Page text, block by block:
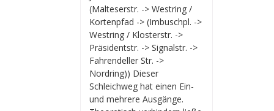
(Malteserstr. -> Westring /
Kortenpfad -> (Imbuschpl. ->
Westring / Klosterstr. ->
Präsidentstr. -> Signalstr. ->
Fahrendeller Str. ->
Nordring)) Dieser
Schleichweg hat einen Ein-
und mehrere Ausgänge.